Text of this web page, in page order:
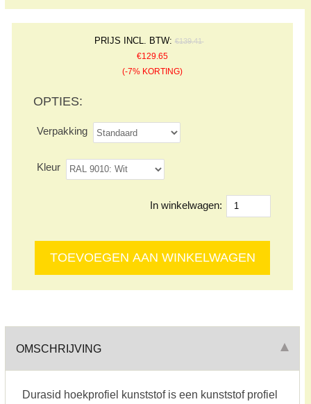
PRIJS INCL. BTW: €139.41
€129.65
(-7% KORTING)
OPTIES:
Verpakking
Kleur
In winkelwagen:
OMSCHRIJVING
Durasid hoekprofiel kunststof is een kunststof profiel